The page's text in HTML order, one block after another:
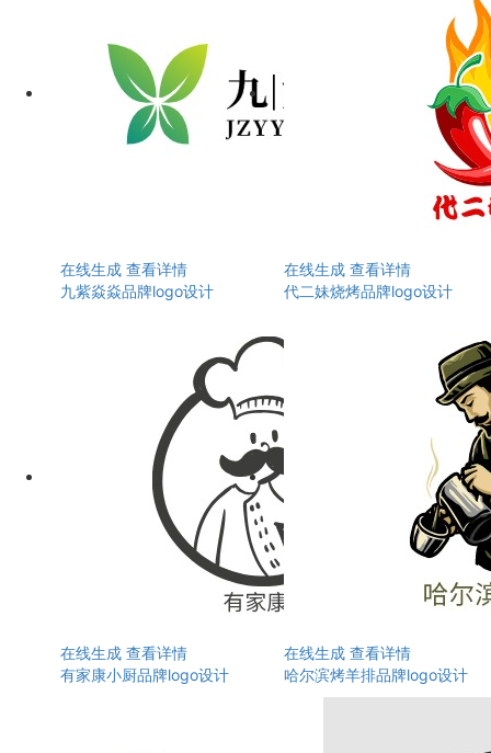
在线生成 查看详情
九紫焱焱品牌logo设计
在线生成 查看详情
代二妹烧烤品牌logo设计
在线生成 查看详情
有家康小厨品牌logo设计
在线生成 查看详情
哈尔滨烤羊排品牌logo设计